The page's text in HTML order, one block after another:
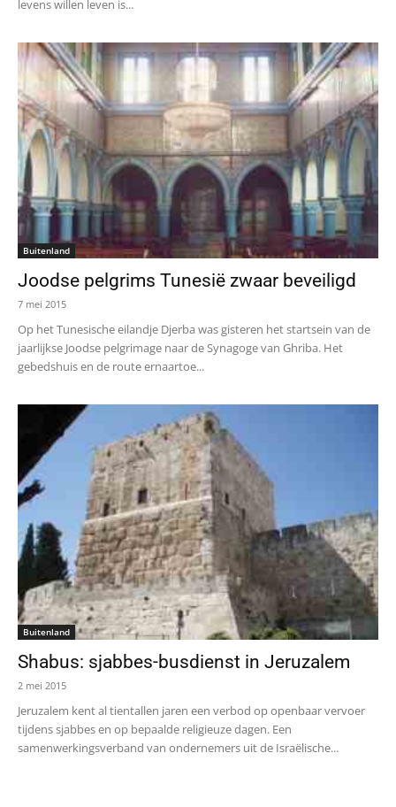
levens willen leven is...
Buitenland
Joodse pelgrims Tunesië zwaar beveiligd
7 mei 2015
Op het Tunesische eilandje Djerba was gisteren het startsein van de
jaarlijkse Joodse pelgrimage naar de Synagoge van Ghriba. Het
gebedshuis en de route ernaartoe...
Buitenland
Shabus: sjabbes-busdienst in Jeruzalem
2 mei 2015
Jeruzalem kent al tientallen jaren een verbod op openbaar vervoer
tijdens sjabbes en op bepaalde religieuze dagen. Een
samenwerkingsverband van ondernemers uit de Israëlische...